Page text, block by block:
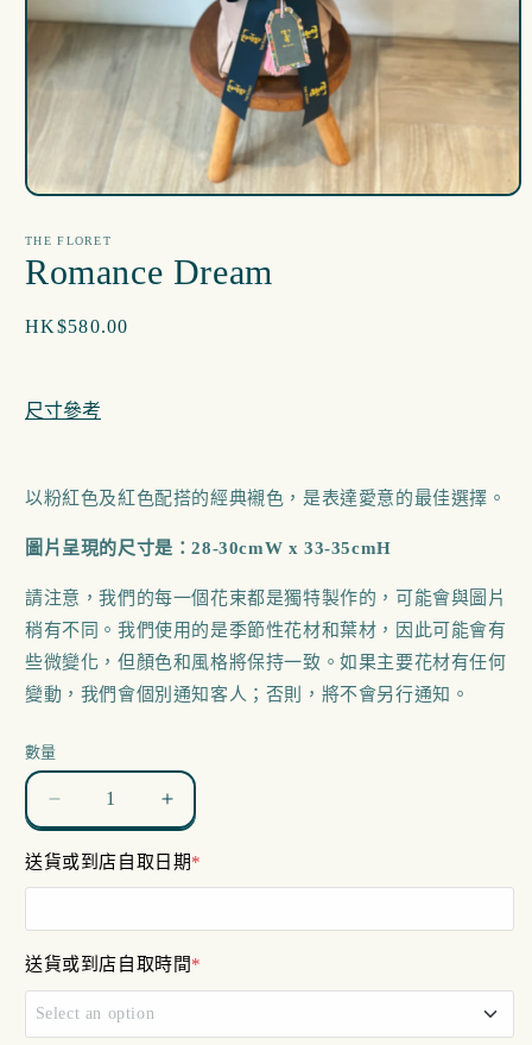
動
視
中
媒
1
THE FLORET
Romance Dream
定
HK$580.00
尺寸參考
以粉紅色及紅色配搭的經典襯色，是表達愛意的最佳選擇。
圖片呈現的尺寸是：28-30cmW x 33-35cmH
請注意，我們的每一個花束都是獨特製作的，可能會與圖片
稍有不同。我們使用的是季節性花材和葉材，因此可能會有
些微變化，但顏色和風格將保持一致。如果主要花材有任何
變動，我們會個別通知客人；否則，將不會另行通知。
數量
Romance
Dream
數
量
減
少
Romance
Dream
數
量
增
加
送貨或到店自取日期*
送貨或到店自取時間*
Select an option